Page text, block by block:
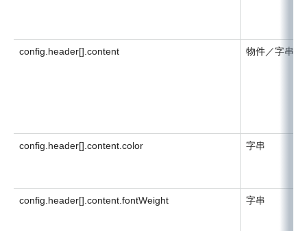
config.header[].content 物件／字串
config.header[].content.color 字串
config.header[].content.fontWeight 字串